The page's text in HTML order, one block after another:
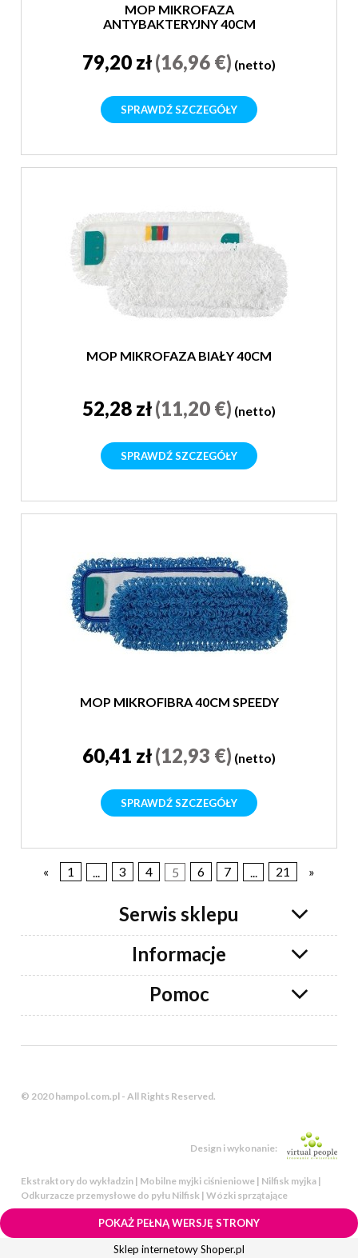
MOP MIKROFAZA
ANTYBAKTERYJNY 40CM
79,20 zł(16,96 €) (netto)
SPRAWDŹ SZCZEGÓŁY
MOP MIKROFAZA BIAŁY 40CM
52,28 zł(11,20 €) (netto)
SPRAWDŹ SZCZEGÓŁY
MOP MIKROFIBRA 40CM SPEEDY
60,41 zł(12,93 €) (netto)
SPRAWDŹ SZCZEGÓŁY
« 1 3 4 5 6 7 21 »
Serwis sklepu
Informacje
Pomoc
© 2020 hampol.com.pl - All Rights Reserved.
Design i wykonanie:
Ekstraktory do wykładzin | Mobilne myjki ciśnieniowe | Nilfisk myjka |
Odkurzacze przemysłowe do pyłu Nilfisk | Wózki sprzątające
POKAŻ PEŁNĄ WERSJĘ STRONY
Sklep internetowy Shoper.pl